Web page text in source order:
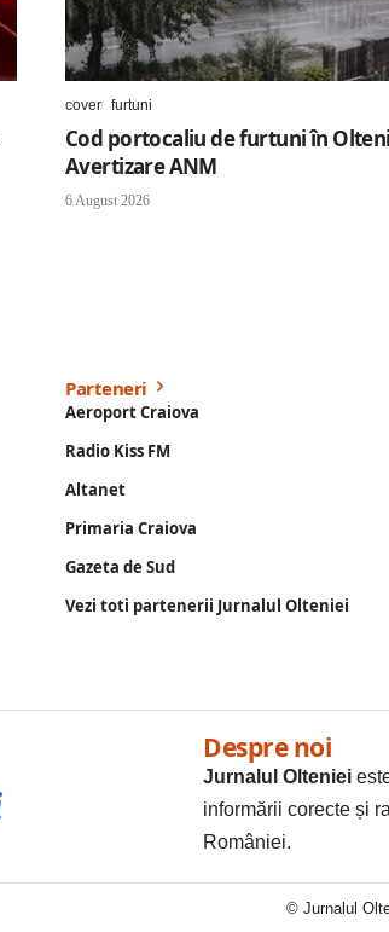
cover furtuni
Cod portocaliu de furtuni în
Avertizare ANM
6 August 2026
Parteneri
Aeroport Craiova
Radio Kiss FM
Altanet
Primaria Craiova
Gazeta de Sud
Vezi toti partenerii Jurnalul Olteniei
Despre noi
Jurnalul Olteniei
informării corecte și
României.
© Jurnalul